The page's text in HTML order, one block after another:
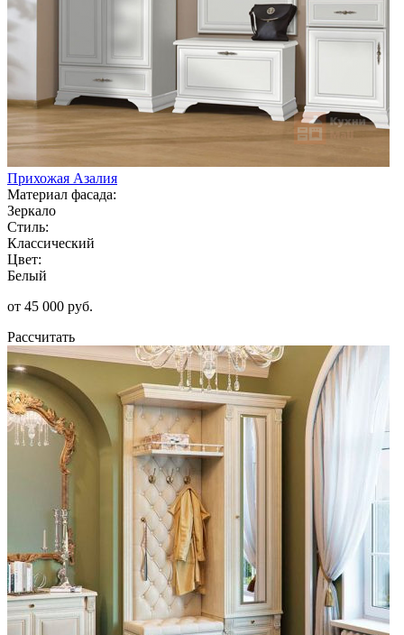
Прихожая Азалия
Материал фасада:
Зеркало
Стиль:
Классический
Цвет:
Белый
от 45 000 руб.
Рассчитать